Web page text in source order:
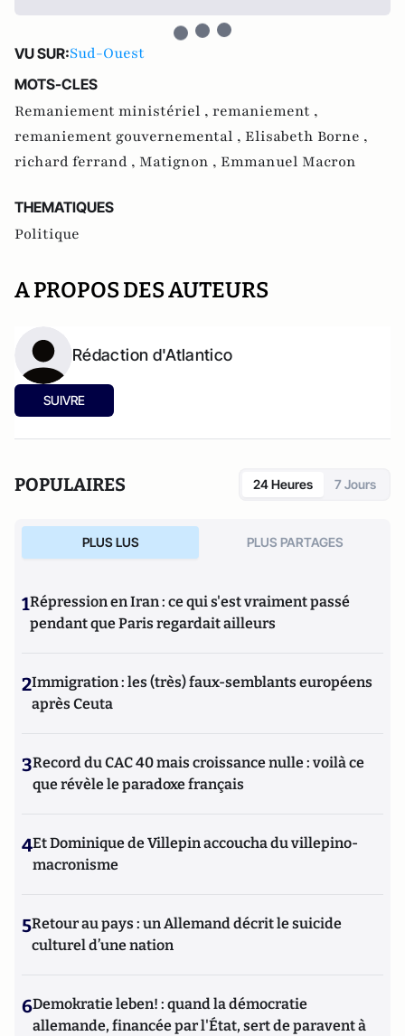
VU SUR:Sud-Ouest
MOTS-CLES
Remaniement ministériel , remaniement ,
remaniement gouvernemental , Elisabeth Borne ,
richard ferrand , Matignon , Emmanuel Macron
THEMATIQUES
Politique
A PROPOS DES AUTEURS
Rédaction d'Atlantico
SUIVRE
POPULAIRES 24 Heures 7 Jours
PLUS LUS PLUS PARTAGES
1Répression en Iran : ce qui s'est vraiment passé
pendant que Paris regardait ailleurs
2Immigration : les (très) faux-semblants européens
après Ceuta
3Record du CAC 40 mais croissance nulle : voilà ce
que révèle le paradoxe français
4Et Dominique de Villepin accoucha du villepino-
macronisme
5Retour au pays : un Allemand décrit le suicide
culturel d’une nation
6Demokratie leben! : quand la démocratie
allemande, financée par l'État, sert de paravent à